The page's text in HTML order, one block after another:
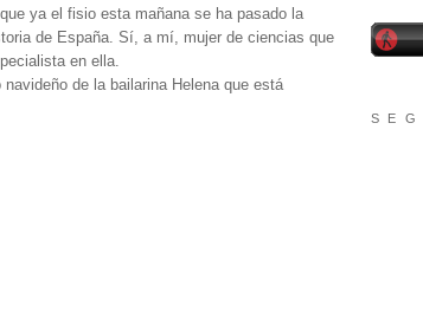
ya el fisio esta mañana se ha pasado la
de España. Sí, a mí, mujer de ciencias que
en ella.
de la bailarina Helena que está
S E G